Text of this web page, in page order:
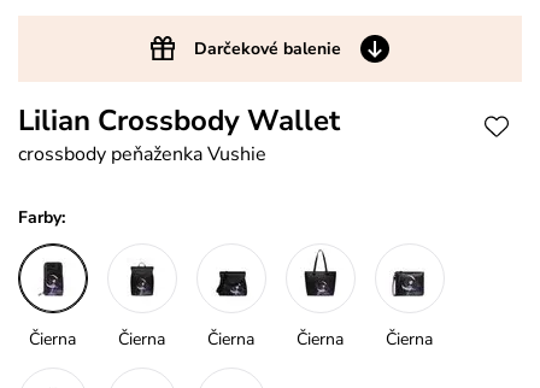
Darčekové balenie
Lilian Crossbody Wallet
crossbody peňaženka Vushie
Farby:
Čierna Čierna Čierna Čierna Čierna